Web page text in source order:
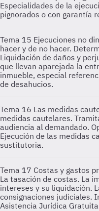
Especialidades de la
pignorados o con garantía
Tema 15 Ejecuciones no
hacer y de no hacer.
Liquidación de daños y
que llevan aparejada la
inmueble, especial
de desahucios.
Tema 16 Las medidas
medidas cautelares.
audiencia al demandado.
Ejecución de las medidas
sustitutoria.
Tema 17 Costas y gastos
La tasación de costas. La
intereses y su liquidación.
consignaciones judiciales.
Asistencia Jurídica